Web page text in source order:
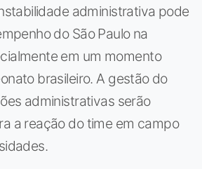
administrativa pode
do São Paulo na
em um momento
brasileiro. A gestão do
administrativas serão
a reação do time em campo